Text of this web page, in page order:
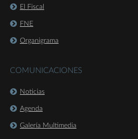
El Fiscal
FNE
Organigrama
COMUNICACIONES
Noticias
Agenda
Galería Multimedia